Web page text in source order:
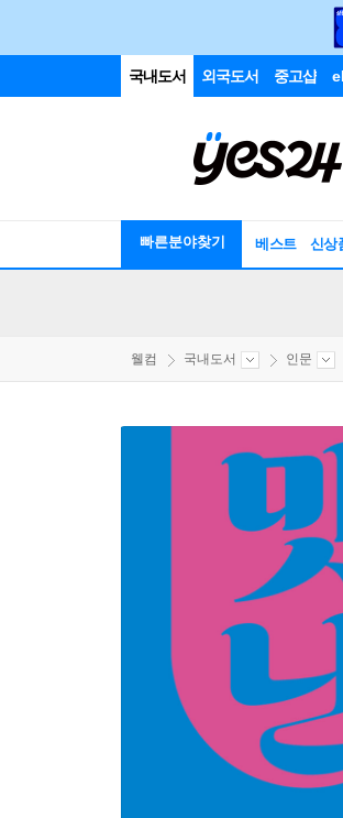
국내도서 외국도서 중고샵
빠른분야찾기 베스트 신상
웰컴 국내도서 인문